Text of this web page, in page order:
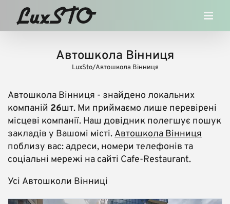
content
Автошкола Вінниця
LuxSto/Автошкола Вінниця
Автошкола Вінниця - знайдено локальних
компаній 26шт. Ми приймаємо лише перевірені
місцеві компанії. Наш довідник полегшує пошук
закладів у Вашомі місті.Автошкола Вінниця
поблизу вас: адреси, номери телефонів та
соціальні мережі на сайті Cafe-Restaurant.
Усі Автошколи Вінниці